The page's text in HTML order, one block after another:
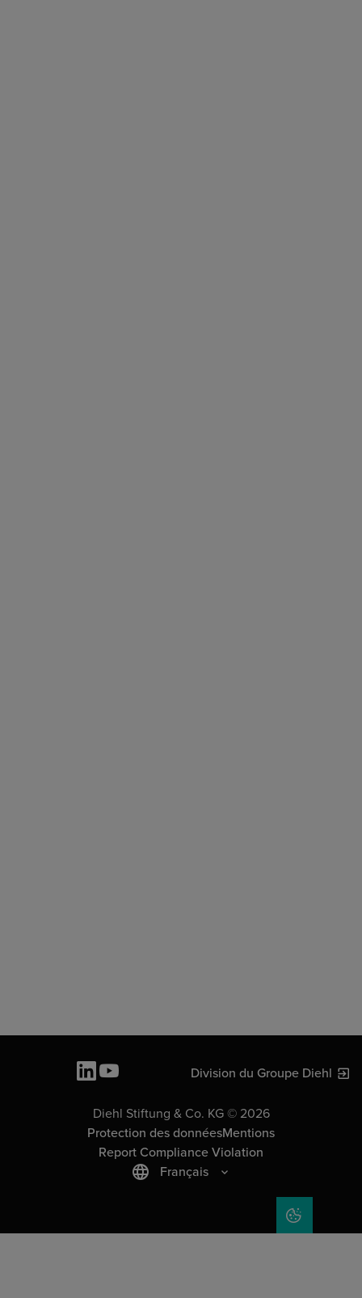
Division du Groupe Diehl
Diehl Stiftung & Co. KG © 2026
Protection des donnéesMentions
Report Compliance Violation
Français
COOKIE